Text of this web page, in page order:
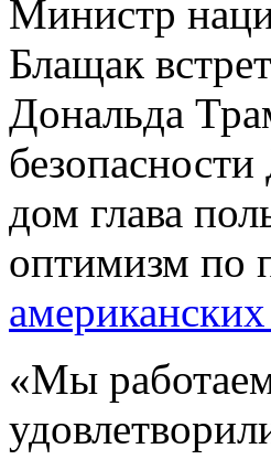
Министр
Блащак
Дональда
дом глава
оптимизм по
«Мы